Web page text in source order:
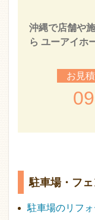
沖縄で店舗や
ら ユーアイホ
お見
駐車場・フ
駐車場のリフ